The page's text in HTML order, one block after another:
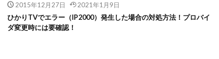
2015年12月27日 2021年1月9日
ひかりTVでエラー（IP2000）発生した場合の対処方法！プロバイ
ダ変更時には要確認！